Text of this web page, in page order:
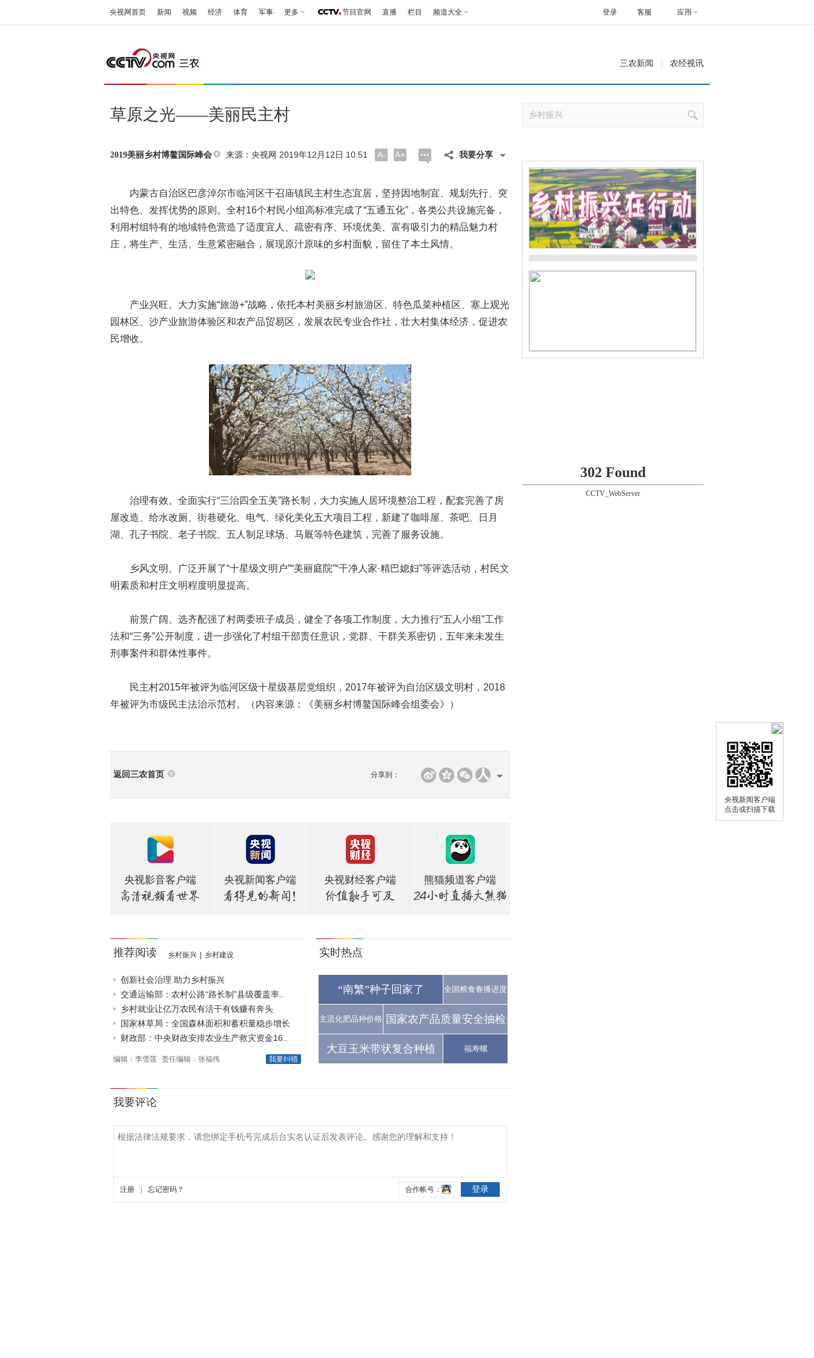
央视新闻客户端
点击或扫描下载
央视网首页 新闻 视频 经济 体育 军事 更多 节目官网 直播 栏目 频道大全 客服 应用
登录
三农新闻 农经视讯
草原之光——美丽民主村
2019美丽乡村博鳌国际峰会 来源：央视网 2019年12月12日 10:51 A- A+ 我要分享
内蒙古自治区巴彦淖尔市临河区干召庙镇民主村生态宜居，坚持因地制宜、规划先行、突
出特色、发挥优势的原则。全村16个村民小组高标准完成了“五通五化”，各类公共设施完备，
利用村组特有的地域特色营造了适度宜人、疏密有序、环境优美、富有吸引力的精品魅力村
庄，将生产、生活、生意紧密融合，展现原汁原味的乡村面貌，留住了本土风情。
产业兴旺。大力实施“旅游+”战略，依托本村美丽乡村旅游区、特色瓜菜种植区、塞上观光
园林区、沙产业旅游体验区和农产品贸易区，发展农民专业合作社，壮大村集体经济，促进农
民增收。
治理有效。全面实行“三治四全五美”路长制，大力实施人居环境整治工程，配套完善了房
屋改造、给水改厕、街巷硬化、电气、绿化美化五大项目工程，新建了咖啡屋、茶吧、日月
湖、孔子书院、老子书院、五人制足球场、马厩等特色建筑，完善了服务设施。
乡风文明。广泛开展了“十星级文明户”“美丽庭院”“干净人家·精巴媳妇”等评选活动，村民文
明素质和村庄文明程度明显提高。
前景广阔。选齐配强了村两委班子成员，健全了各项工作制度，大力推行“五人小组”工作
法和“三务”公开制度，进一步强化了村组干部责任意识，党群、干群关系密切，五年来未发生
刑事案件和群体性事件。
民主村2015年被评为临河区级十星级基层党组织，2017年被评为自治区级文明村，2018
年被评为市级民主法治示范村。（内容来源：《美丽乡村博鳌国际峰会组委会》）
返回三农首页 分享到：
央视影音客户端 央视新闻客户端 央视财经客户端 熊猫频道客户端
推荐阅读 乡村振兴 乡村建设
创新社会治理 助力乡村振兴
交通运输部：农村公路“路长制”县级覆盖率..
乡村就业让亿万农民有活干有钱赚有奔头
国家林草局：全国森林面积和蓄积量稳步增长
财政部：中央财政安排农业生产救灾资金16..
我要纠错
编辑：李雪莲 责任编辑：张福伟
实时热点
“南繁”种子回家了 全国粮食春播进度
主流化肥品种价格 国家农产品质量安全抽检
大豆玉米带状复合种植 福寿螺
302 Found
CCTV_WebServer